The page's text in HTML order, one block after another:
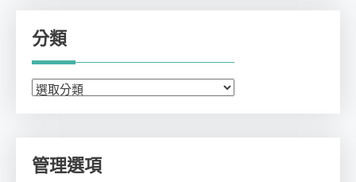
分類
分
管理選項